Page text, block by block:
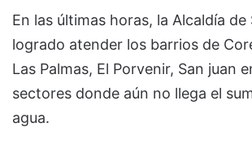
En las últimas horas, la Alcaldía de
logrado atender los barrios de
Las Palmas, El Porvenir, San juan
sectores donde aún no llega el
agua.